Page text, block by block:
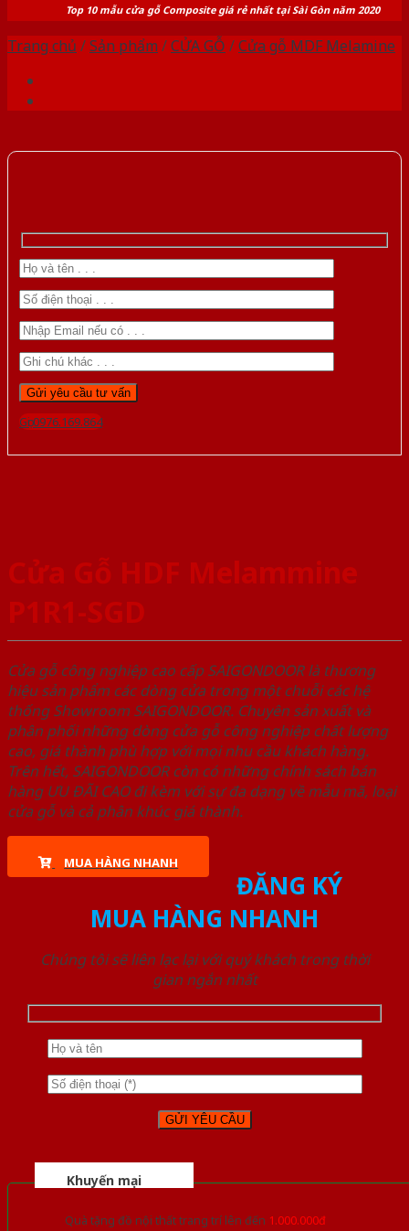
Top 10 mẫu cửa gỗ Composite giá rẻ nhất tại Sài Gòn năm 2020
Trang chủ /Sản phẩm /CỬA GỖ /Cửa gỗ MDF Melamine
Gọi 0976.169.864
Cửa Gỗ HDF Melammine
P1R1-SGD
Cửa gỗ công nghiệp cao cấp SAIGONDOOR là thương
hiệu sản phẩm các dòng cửa trong một chuỗi các hệ
thống Showroom SAIGONDOOR. Chuyên sản xuất và
phân phối những dòng cửa gỗ công nghiệp chất lượng
cao, giá thành phù hợp với mọi nhu cầu khách hàng.
Trên hết, SAIGONDOOR còn có những chính sách bán
hàng ƯU ĐÃI CAO đi kèm với sự đa dạng về mẫu mã, loại
cửa gỗ và cả phân khúc giá thành.
MUA HÀNG NHANH
ĐĂNG KÝ
MUA HÀNG NHANH
Chúng tôi sẽ liên lạc lại với quý khách trong thời
gian ngắn nhất
Khuyến mại
Quà tặng đồ nội thất trang trí lên đến 1.000.000đ